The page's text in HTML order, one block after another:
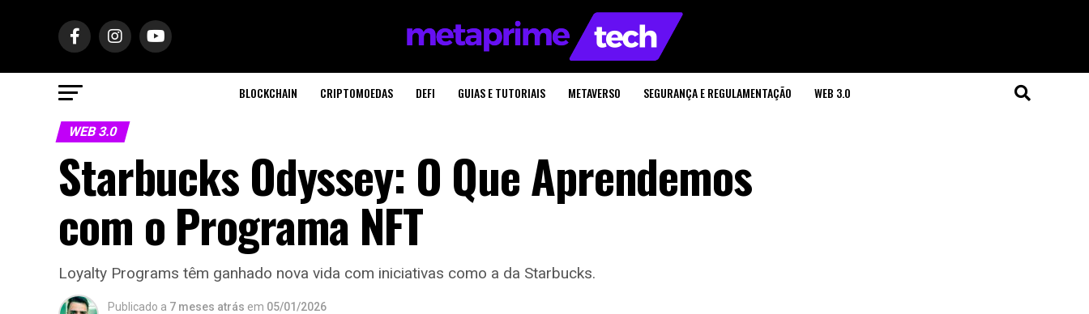
BLOCKCHAIN CRIPTOMOEDAS DEFI GUIAS E TUTORIAIS METAVERSO SEGURANÇA E REGULAMENTAÇÃO WEB 3.0
WEB 3.0
Starbucks Odyssey: O Que Aprendemos
com o Programa NFT
Loyalty Programs têm ganhado nova vida com iniciativas como a da Starbucks.
Publicado a 7 meses atrás em 05/01/2026